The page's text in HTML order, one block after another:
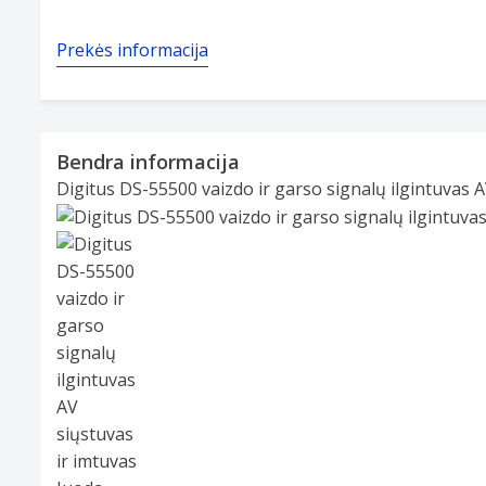
Prekės informacija
Bendra informacija
Digitus DS-55500 vaizdo ir garso signalų ilgintuvas
Slide 1 of 3